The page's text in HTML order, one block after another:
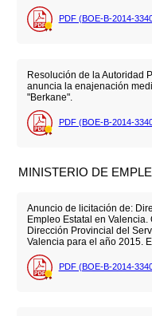
PDF (BOE-B-2014-
Resolución de la Autoridad
anuncia la enajenación
"Berkane".
PDF (BOE-B-2014-
MINISTERIO DE
Anuncio de licitación de:
Empleo Estatal en
Dirección Provincial del
Valencia para el año 2015.
PDF (BOE-B-2014-